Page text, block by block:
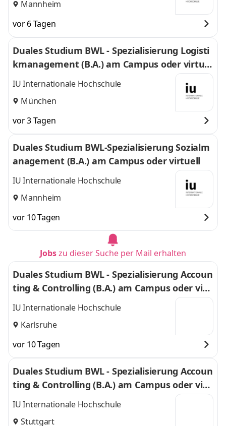
Mannheim
vor 6 Tagen
Duales Studium BWL - Spezialisierung Logisti
kmanagement (B.A.) am Campus oder virtuel
l
IU Internationale Hochschule
München
vor 3 Tagen
Duales Studium BWL-Spezialisierung Sozialm
anagement (B.A.) am Campus oder virtuell
IU Internationale Hochschule
Mannheim
vor 10 Tagen
Jobszu dieser Suche per Mail erhalten
Duales Studium BWL - Spezialisierung Accoun
ting & Controlling (B.A.) am Campus oder virt
uell
IU Internationale Hochschule
Karlsruhe
vor 10 Tagen
Duales Studium BWL - Spezialisierung Accoun
ting & Controlling (B.A.) am Campus oder virt
uell
IU Internationale Hochschule
Stuttgart